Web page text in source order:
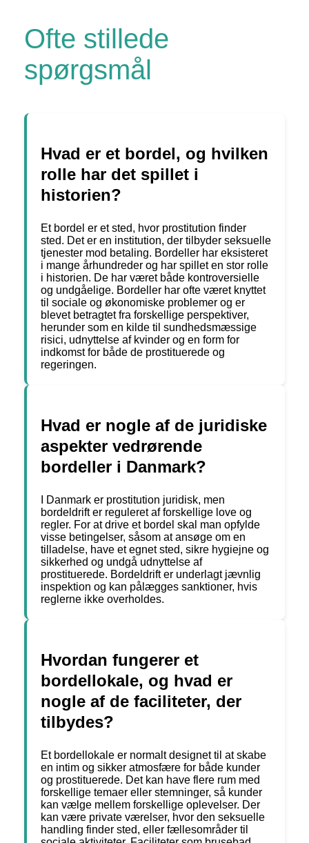
Ofte stillede
spørgsmål
Hvad er et bordel, og hvilken
rolle har det spillet i
historien?
Et bordel er et sted, hvor prostitution finder
sted. Det er en institution, der tilbyder seksuelle
tjenester mod betaling. Bordeller har eksisteret
i mange århundreder og har spillet en stor rolle
i historien. De har været både kontroversielle
og undgåelige. Bordeller har ofte været knyttet
til sociale og økonomiske problemer og er
blevet betragtet fra forskellige perspektiver,
herunder som en kilde til sundhedsmæssige
risici, udnyttelse af kvinder og en form for
indkomst for både de prostituerede og
regeringen.
Hvad er nogle af de juridiske
aspekter vedrørende
bordeller i Danmark?
I Danmark er prostitution juridisk, men
bordeldrift er reguleret af forskellige love og
regler. For at drive et bordel skal man opfylde
visse betingelser, såsom at ansøge om en
tilladelse, have et egnet sted, sikre hygiejne og
sikkerhed og undgå udnyttelse af
prostituerede. Bordeldrift er underlagt jævnlig
inspektion og kan pålægges sanktioner, hvis
reglerne ikke overholdes.
Hvordan fungerer et
bordellokale, og hvad er
nogle af de faciliteter, der
tilbydes?
Et bordellokale er normalt designet til at skabe
en intim og sikker atmosfære for både kunder
og prostituerede. Det kan have flere rum med
forskellige temaer eller stemninger, så kunder
kan vælge mellem forskellige oplevelser. Der
kan være private værelser, hvor den seksuelle
handling finder sted, eller fællesområder til